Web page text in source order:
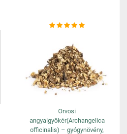
Orvosi
angyalgyökér(Archangelica
officinalis) – gyógynövény,